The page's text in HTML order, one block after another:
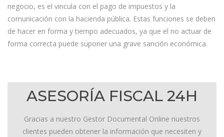
negocio, es el vincula con el pago de impuestos y la
comunicación con la hacienda pública. Estas funciones se deben
de hacer en forma y tiempo adecuados, ya que el no actuar de
forma correcta puede suponer una grave sanción económica.
ASESORÍA FISCAL 24H
Gracias a nuestro Gestor Documental Online nuestros
clientes pueden obtener la información que necesiten y